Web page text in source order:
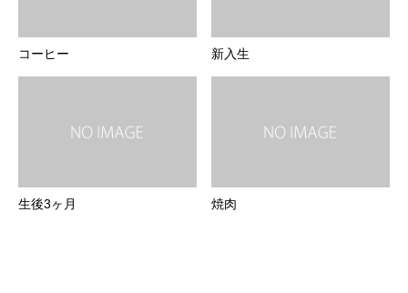
コーヒー 新入生
生後3ヶ月 焼肉